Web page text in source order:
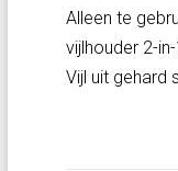
Alleen te
vijlhouder 2-in-
Vijl uit gehard